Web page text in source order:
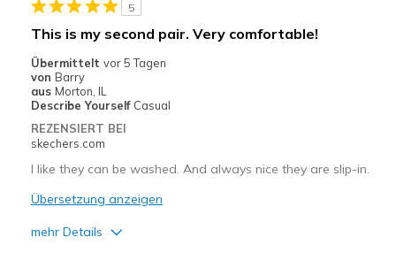
Stylish
Geeignete Verwendung
Casual Wear
Going Out
Travel
Sizing
Feels true to size
5
This is my second pair. Very comfortable!
Übermittelt vor 5 Tagen
von Barry
aus Morton, IL
Describe Yourself Casual
REZENSIERT BEI
skechers.com
I like they can be washed. And always nice they are slip-in.
Übersetzung anzeigen
mehr Details